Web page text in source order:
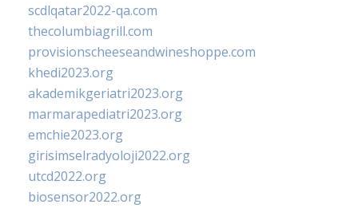
scdlqatar2022-qa.com
thecolumbiagrill.com
provisionscheeseandwineshoppe.com
khedi2023.org
akademikgeriatri2023.org
marmarapediatri2023.org
emchie2023.org
girisimselradyoloji2022.org
utcd2022.org
biosensor2022.org